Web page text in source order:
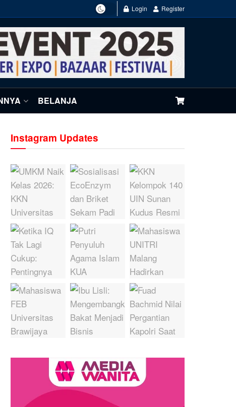
Login Register
BELANJA
Instagram Updates